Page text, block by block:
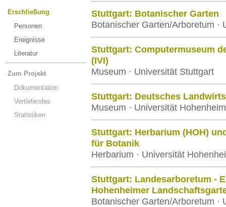
Erschließung
Personen
Ereignisse
Literatur
Zum Projekt
Dokumentation
Vertiefendes
Statistiken
Stuttgart: Botanischer Garten
Botanischer Garten/Arboretum ·
Stuttgart: Computermuseum
(IVI)
Museum · Universität Stuttgart
Stuttgart: Deutsches
Museum · Universität Hohenheim
Stuttgart: Herbarium (HOH)
für Botanik
Herbarium · Universität
Stuttgart: Landesarboretum -
Hohenheimer
Botanischer Garten/Arboretum ·